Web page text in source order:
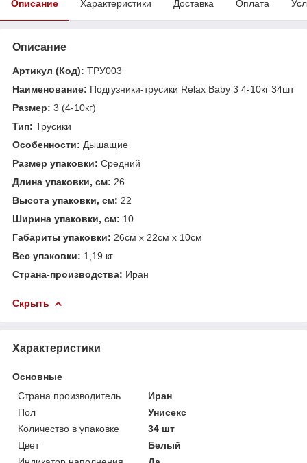
Описание Характеристики Доставка Оплата
Описание
Артикул (Код): ТРУ003
Наименование: Подгузники-трусики Relax Baby 3 4-10кг 34шт
Размер: 3 (4-10кг)
Тип: Трусики
Особенности: Дышащие
Размер упаковки: Средний
Длина упаковки, см: 26
Высота упаковки, см: 22
Ширина упаковки, см: 10
Габариты упаковки: 26см x 22см x 10см
Вес упаковки: 1,19 кг
Страна-производства: Иран
Скрыть
Характеристики
Основные
Страна производитель
Иран
Пол
Унисекс
Количество в упаковке
34 шт
Цвет
Белый